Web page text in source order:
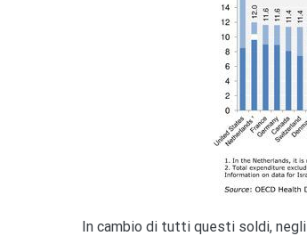
In cambio di tutti questi soldi,